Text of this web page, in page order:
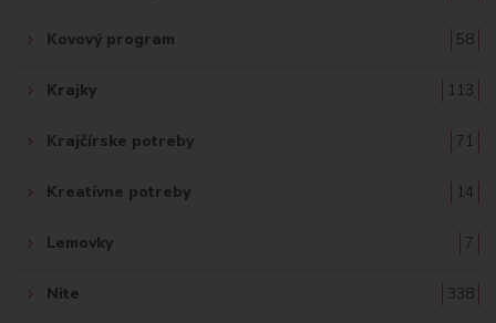
Kovový program 58
Krajky 113
Krajčírske potreby 71
Kreatívne potreby 14
Lemovky 7
Nite 338